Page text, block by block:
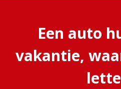
Een auto
vakantie,